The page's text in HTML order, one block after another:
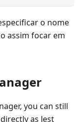
o nome
assim focar em
you can still
as Jest